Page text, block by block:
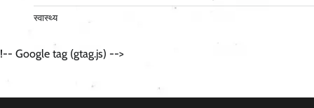
स्वास्थ्य
!-- Google tag (gtag.js) -->